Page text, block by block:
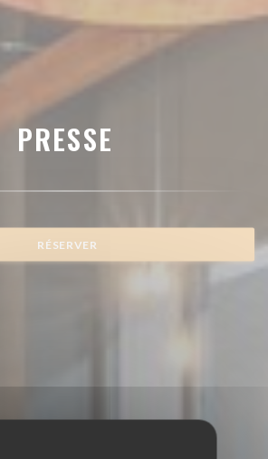
PRESSE
RÉSERVER